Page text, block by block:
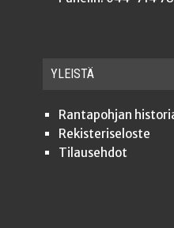
YLEISTÄ
Ran­ta­poh­jan
Rekis­te­ri­se­los­te
Tilauseh­dot